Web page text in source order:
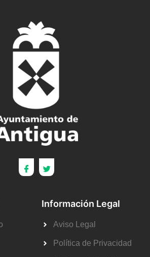
Información Legal
Aviso Legal
Política de Privacidad